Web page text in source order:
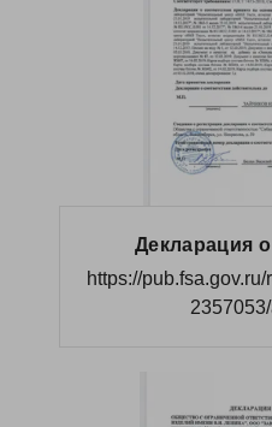
Декларация
https://